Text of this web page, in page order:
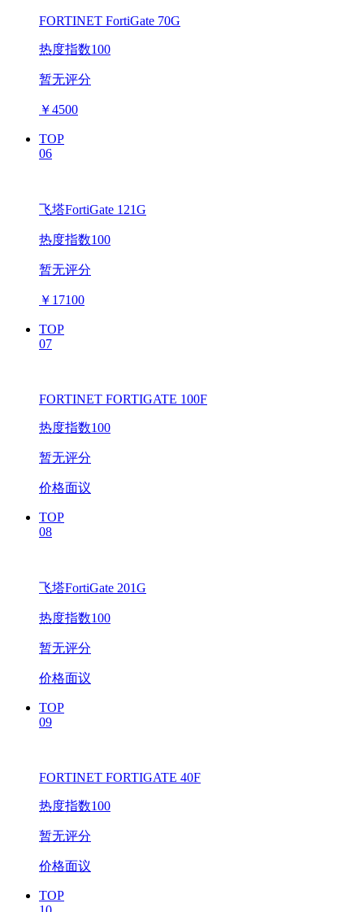
FORTINET FortiGate 70G
热度指数100
暂无评分
￥4500
TOP
06
飞塔FortiGate 121G
热度指数100
暂无评分
￥ 17100
TOP
07
FORTINET FORTIGATE 100F
热度指数100
暂无评分
价格面议
TOP
08
飞塔FortiGate 201G
热度指数100
暂无评分
价格面议
TOP
09
FORTINET FORTIGATE 40F
热度指数100
暂无评分
价格面议
TOP